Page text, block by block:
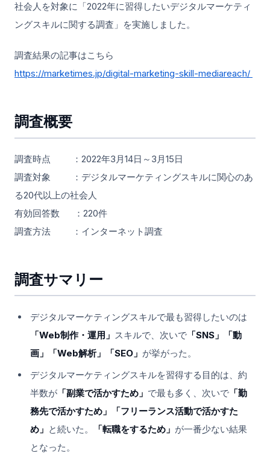
社会人を対象に「2022年に習得したいデジタルマーケティ
ングスキルに関する調査」を実施しました。
調査結果の記事はこちら
https://marketimes.jp/digital-marketing-skill-mediareach/
調査概要
調査時点 ：2022年3月14日～3月15日
調査対象 ：デジタルマーケティングスキルに関心のあ
る20代以上の社会人
有効回答数 ：220件
調査方法 ：インターネット調査
調査サマリー
デジタルマーケティングスキルで最も習得したいのは
「Web制作・運用」 スキルで、次いで「SNS」「動
画」「Web解析」「SEO」 が挙がった。
デジタルマーケティングスキルを習得する目的は、約
半数が「副業で活かすため」 で最も多く、次いで「勤
務先で活かすため」「フリーランス活動で活かすた
め」 と続いた。 「転職をするため」 が一番少ない結果
となった。